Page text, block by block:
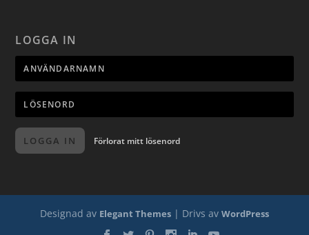
LOGGA IN
LOGGA IN Förlorat mitt lösenord
Designad av Elegant Themes | Drivs av WordPress